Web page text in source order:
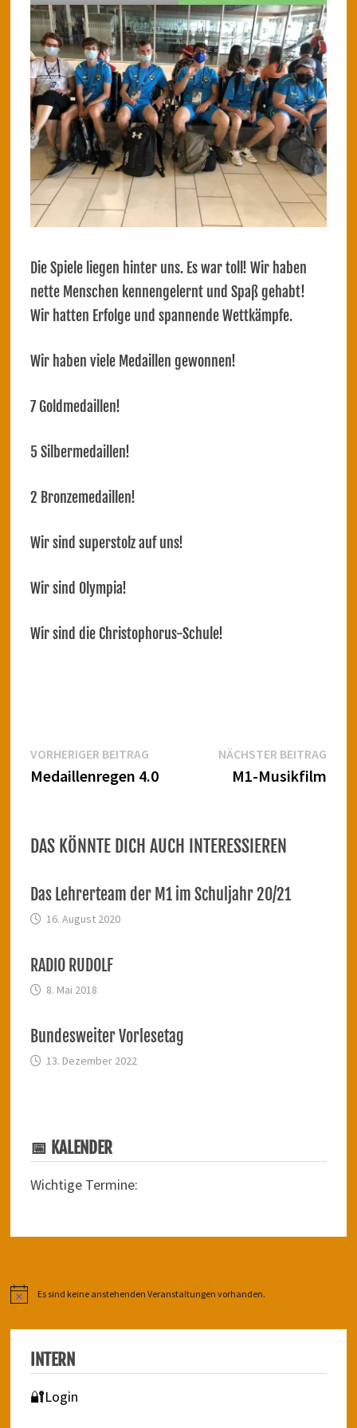
Die Spiele liegen hinter uns. Es war toll! Wir haben
nette Menschen kennengelernt und Spaß gehabt!
Wir hatten Erfolge und spannende Wettkämpfe.
Wir haben viele Medaillen gewonnen!
7 Goldmedaillen!
5 Silbermedaillen!
2 Bronzemedaillen!
Wir sind superstolz auf uns!
Wir sind Olympia!
Wir sind die Christophorus-Schule!
Beitragsnavigation
VORHERIGER BEITRAGVorheriger
Beitrag:
Medaillenregen 4.0
NÄCHSTER BEITRAG
M1-Musikfilm
DAS KÖNNTE DICH AUCH INTERESSIEREN
Das Lehrerteam der M1 im Schuljahr 20/21
16. August 2020
RADIO RUDOLF
8. Mai 2018
Bundesweiter Vorlesetag
13. Dezember 2022
📅 KALENDER
Wichtige Termine:
HinweisEs sind keine anstehenden Veranstaltungen vorhanden.
INTERN
🔐Login